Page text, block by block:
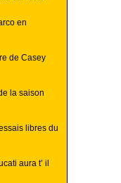
en
de Casey
la saison
libres du
aura t’ il